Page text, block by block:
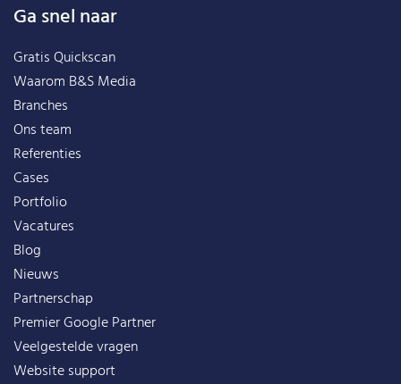
Ga snel naar
Gratis Quickscan
Waarom B&S Media
Branches
Ons team
Referenties
Cases
Portfolio
Vacatures
Blog
Nieuws
Partnerschap
Premier Google Partner
Veelgestelde vragen
Website support